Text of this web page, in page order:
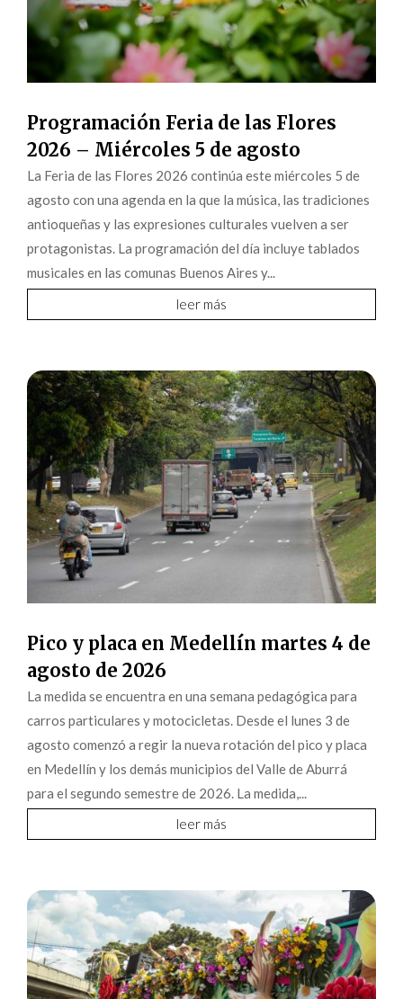
Programación Feria de las Flores
2026 – Miércoles 5 de agosto
La Feria de las Flores 2026 continúa este miércoles 5 de
agosto con una agenda en la que la música, las tradiciones
antioqueñas y las expresiones culturales vuelven a ser
protagonistas. La programación del día incluye tablados
musicales en las comunas Buenos Aires y...
leer más
Pico y placa en Medellín martes 4 de
agosto de 2026
La medida se encuentra en una semana pedagógica para
carros particulares y motocicletas. Desde el lunes 3 de
agosto comenzó a regir la nueva rotación del pico y placa
en Medellín y los demás municipios del Valle de Aburrá
para el segundo semestre de 2026. La medida,...
leer más